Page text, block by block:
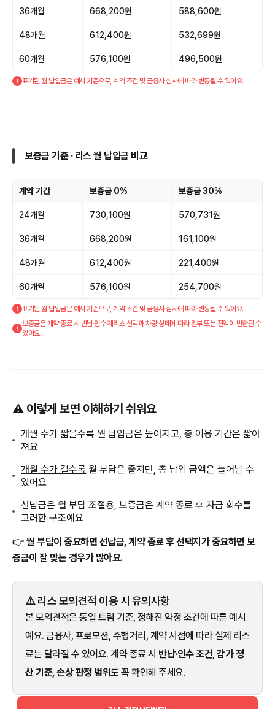
36개월 668,200원 588,600원
48개월 612,400원 532,699원
60개월 576,100원 496,500원
표기된 월 납입금은 예시 기준으로, 계약 조건 및 금융사 심사에 따라 변동될 수 있어요.
보증금 기준 · 리스 월 납입금 비교
계약 기간 보증금 0% 보증금 30%
24개월 730,100원 570,731원
36개월 668,200원 161,100원
48개월 612,400원 221,400원
60개월 576,100원 254,700원
표기된 월 납입금은 예시 기준으로, 계약 조건 및 금융사 심사에 따라 변동될 수 있어요.
보증금은 계약 종료 시 반납·인수·재리스 선택과 차량 상태에 따라 일부 또는 전액이 반환될 수
있어요.
⚠️ 이렇게 보면 이해하기 쉬워요
개월 수가 짧을수록 월 납입금은 높아지고, 총 이용 기간은 짧아
져요
개월 수가 길수록 월 부담은 줄지만, 총 납입 금액은 늘어날 수
있어요
선납금은 월 부담 조절용, 보증금은 계약 종료 후 자금 회수를
고려한 구조예요
👉 월 부담이 중요하면 선납금, 계약 종료 후 선택지가 중요하면 보
증금이 잘 맞는 경우가 많아요.
⚠️ 리스 모의견적 이용 시 유의사항
본 모의견적은 동일 트림 기준, 정해진 약정 조건에 따른 예시
예요. 금융사, 프로모션, 주행거리, 계약 시점에 따라 실제 리스
료는 달라질 수 있어요. 계약 종료 시 반납·인수 조건, 감가 정
산 기준, 손상 판정 범위도 꼭 확인해 주세요.